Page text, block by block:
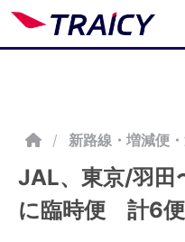
/ 新路線・増減便
JAL、東京/羽田
に臨時便 計6便